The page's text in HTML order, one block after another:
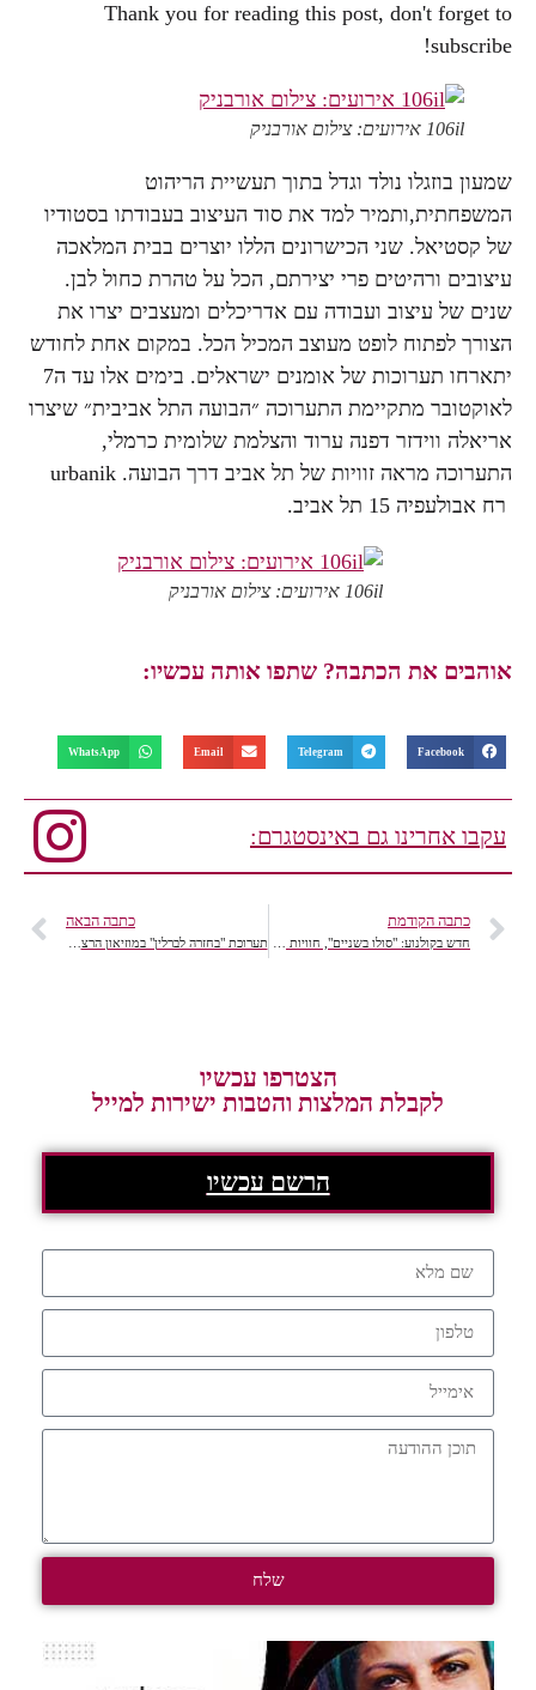
Thank you for reading this post, don't forget to
subscribe!
106il אירועים: צילום אורבניק
שמעון בוזגלו נולד וגדל בתוך תעשיית הריהוט
המשפחתית,ותמיר למד את סוד העיצוב בעבודתו בסטודיו
של קסטיאל. שני הכישרונים הללו יוצרים בבית המלאכה
עיצובים ורהיטים פרי יצירתם, הכל על טהרת כחול לבן.
שנים של עיצוב ועבודה עם אדריכלים ומעצבים יצרו את
הצורך לפתוח לופט מעוצב המכיל הכל. במקום אחת לחודש
יתארחו תערוכות של אומנים ישראלים. בימים אלו עד ה7
לאוקטובר מתקיימת התערוכה ״הבועה התל אביבית״ שיצרו
אריאלה ווידזר דפנה ערוד והצלמת שלומית כרמלי,
התערוכה מראה זוויות של תל אביב דרך הבועה. urbanik
רח אבולעפיה 15 תל אביב.
106il אירועים: צילום אורבניק
אוהבים את הכתבה? שתפו אותה עכשיו:
Facebook
Telegram
Email
WhatsApp
עקבו אחרינו גם באינסטגרם:
כתבה הקודמת כתבה הבאה
הצטרפו עכשיו
לקבלת המלצות והטבות ישירות למייל
הרשם עכשיו
שלח